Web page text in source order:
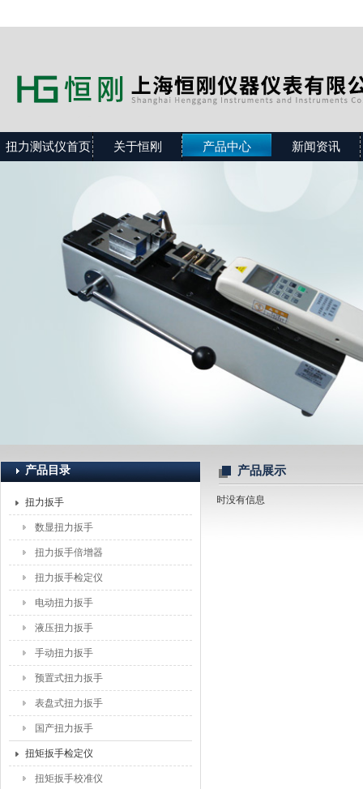
扭力测试仪首页 关于恒刚 产品中心 新闻资讯
产品目录
扭力扳手
数显扭力扳手
扭力扳手倍增器
扭力扳手检定仪
电动扭力扳手
液压扭力扳手
手动扭力扳手
预置式扭力扳手
表盘式扭力扳手
国产扭力扳手
扭矩扳手检定仪
扭矩扳手校准仪
产品展示
暂时没有信息